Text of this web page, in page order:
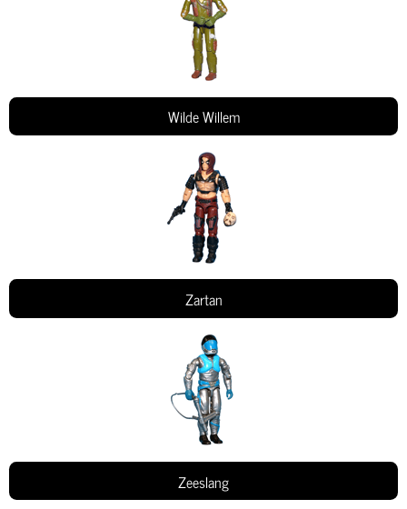
Wilde Willem
Zartan
Zeeslang